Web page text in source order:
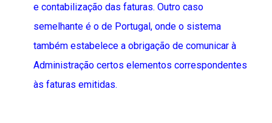
e contabilização das faturas. Outro caso
semelhante é o de Portugal, onde o sistema
também estabelece a obrigação de comunicar à
Administração certos elementos correspondentes
às faturas emitidas.